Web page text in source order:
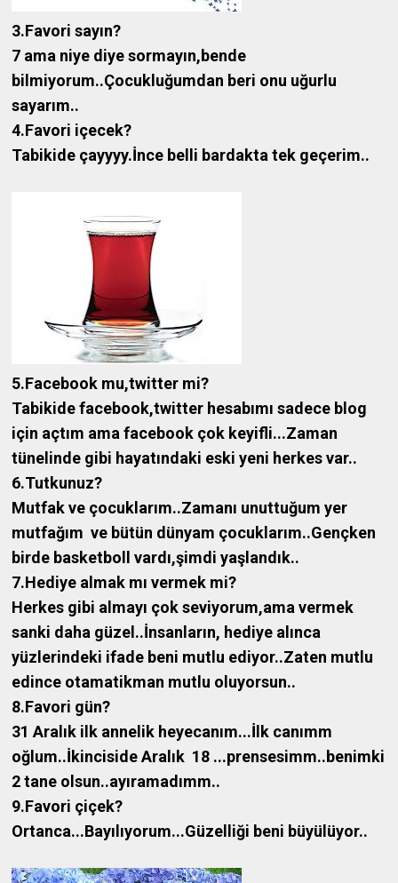
3.Favori sayın?
7 ama niye diye sormayın,bende
bilmiyorum..Çocukluğumdan beri onu uğurlu
sayarım..
4.Favori içecek?
Tabikide çayyyy.İnce belli bardakta tek geçerim..
5.Facebook mu,twitter mi?
Tabikide facebook,twitter hesabımı sadece blog
için açtım ama facebook çok keyifli...Zaman
tünelinde gibi hayatındaki eski yeni herkes var..
6.Tutkunuz?
Mutfak ve çocuklarım..Zamanı unuttuğum yer
mutfağım ve bütün dünyam çocuklarım..Gençken
birde basketboll vardı,şimdi yaşlandık..
7.Hediye almak mı vermek mi?
Herkes gibi almayı çok seviyorum,ama vermek
sanki daha güzel..İnsanların, hediye alınca
yüzlerindeki ifade beni mutlu ediyor..Zaten mutlu
edince otamatikman mutlu oluyorsun..
8.Favori gün?
31 Aralık ilk annelik heyecanım...İlk canımm
oğlum..İkinciside Aralık 18 ...prensesimm..benimki
2 tane olsun..ayıramadımm..
9.Favori çiçek?
Ortanca...Bayılıyorum...Güzelliği beni büyülüyor..